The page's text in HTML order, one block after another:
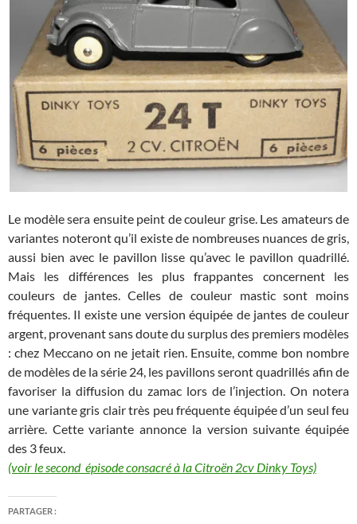
Le modèle sera ensuite peint de couleur grise. Les amateurs de
variantes noteront qu’il existe de nombreuses nuances de gris,
aussi bien avec le pavillon lisse qu’avec le pavillon quadrillé.
Mais les différences les plus frappantes concernent les
couleurs de jantes. Celles de couleur mastic sont moins
fréquentes. Il existe une version équipée de jantes de couleur
argent, provenant sans doute du surplus des premiers modèles
: chez Meccano on ne jetait rien. Ensuite, comme bon nombre
de modèles de la série 24, les pavillons seront quadrillés afin de
favoriser la diffusion du zamac lors de l’injection. On notera
une variante gris clair très peu fréquente équipée d’un seul feu
arrière. Cette variante annonce la version suivante équipée
des 3 feux.
(voir le second épisode consacré à la Citroën 2cv Dinky Toys)
PARTAGER :